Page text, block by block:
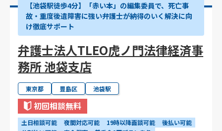
【池袋駅徒歩4分】「赤い本」の編集委員で、死亡事
故・重度後遺障害に強い弁護士が納得のいく解決に向
け徹底サポート
弁護士法人TLEO虎ノ門法律経済事
務所 池袋支店
東京都 豊島区 池袋駅
初回相談無料
土日相談可能 夜間対応可能 19時以降面談可能
後払い可能